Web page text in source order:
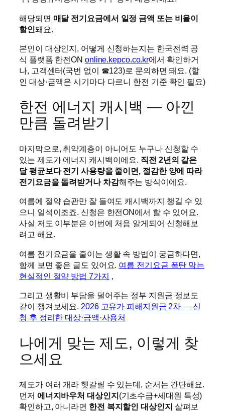
해당되면 매달 전기요금에서 일정 금액 또는 비율이
할인돼요.
본인이 대상인지, 어떻게 신청하는지는 한국전력 공
식 플랫폼 한전ON online.kepco.co.kr에서 확인하거
나, 고객센터(국번 없이 ☎123)로 문의하면 돼요. (할
인 대상·금액은 시기마다 다르니 한전 기준 확인 필요)
한전 에너지 캐시백 — 아낀
만큼 돌려받기
마지막으로, 취약계층이 아니어도 누구나 신청할 수
있는 제도가 에너지 캐시백이에요. 직전 2년의 같은
달 평균보다 전기 사용량을 줄이면, 절감한 양에 따라
전기요금을 돌려받거나 차감해주는 방식이에요.
여름에 절약 습관만 잘 들여도 캐시백까지 챙길 수 있
으니 일석이조죠. 신청은 한전ON에서 할 수 있어요.
사실 저도 이부분은 이번에 처음 알게되어 신청해보
려고 해요.
여름 전기요금을 줄이는 생활 속 방법이 궁금하다면,
함께 보면 좋은 글도 있어요. 여름 전기요금 폭탄 막는
현실적인 절약 방법 7가지
그리고 생활비 부담을 덜어주는 정부 지원금 정보도
같이 챙겨보세요. 2026 고유가 피해지원금 2차 — 신
청 후 정리한 대상·금액·사용처
나에게 맞는 제도, 이렇게 찾
으세요
제도가 여러 개라 헷갈릴 수 있는데, 순서는 간단해요.
먼저 에너지바우처 대상인지(기초수급+세대원 특성)
확인하고, 아니라면 한전 복지할인 대상인지 살펴보